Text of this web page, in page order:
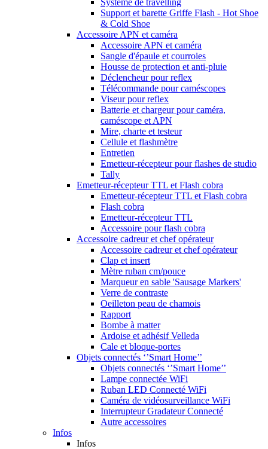
Système de travelling
Support et barette Griffe Flash - Hot Shoe
& Cold Shoe
Accessoire APN et caméra
Accessoire APN et caméra
Sangle d'épaule et courroies
Housse de protection et anti-pluie
Déclencheur pour reflex
Télécommande pour caméscopes
Viseur pour reflex
Batterie et chargeur pour caméra,
caméscope et APN
Mire, charte et testeur
Cellule et flashmètre
Entretien
Emetteur-récepteur pour flashes de studio
Tally
Emetteur-récepteur TTL et Flash cobra
Emetteur-récepteur TTL et Flash cobra
Flash cobra
Emetteur-récepteur TTL
Accessoire pour flash cobra
Accessoire cadreur et chef opérateur
Accessoire cadreur et chef opérateur
Clap et insert
Mètre ruban cm/pouce
Marqueur en sable 'Sausage Markers'
Verre de contraste
Oeilleton peau de chamois
Rapport
Bombe à matter
Ardoise et adhésif Velleda
Cale et bloque-portes
Objets connectés ‘’Smart Home’’
Objets connectés ‘’Smart Home’’
Lampe connectée WiFi
Ruban LED Connecté WiFi
Caméra de vidéosurveillance WiFi
Interrupteur Gradateur Connecté
Autre accessoires
Infos
Infos